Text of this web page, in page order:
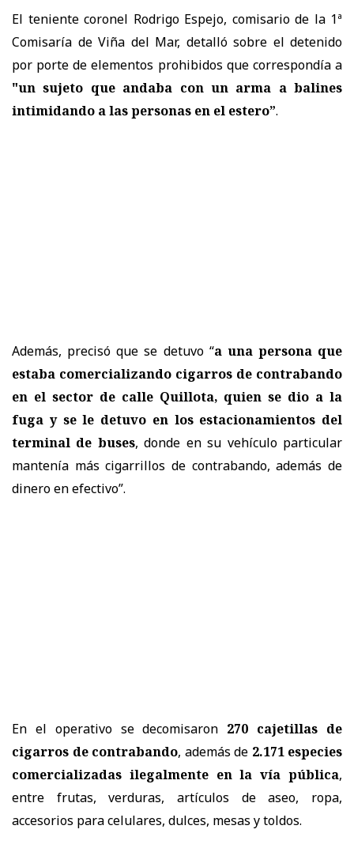
El teniente coronel Rodrigo Espejo, comisario de la 1ª
Comisaría de Viña del Mar, detalló sobre el detenido
por porte de elementos prohibidos que correspondía a
"un sujeto que andaba con un arma a balines
intimidando a las personas en el estero”.
Además, precisó que se detuvo “a una persona que
estaba comercializando cigarros de contrabando
en el sector de calle Quillota, quien se dio a la
fuga y se le detuvo en los estacionamientos del
terminal de buses, donde en su vehículo particular
mantenía más cigarrillos de contrabando, además de
dinero en efectivo”.
En el operativo se decomisaron 270 cajetillas de
cigarros de contrabando, además de 2.171 especies
comercializadas ilegalmente en la vía pública,
entre frutas, verduras, artículos de aseo, ropa,
accesorios para celulares, dulces, mesas y toldos.